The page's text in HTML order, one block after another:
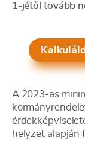
1-jétől tovább
A 2023-as
helyzet alapján